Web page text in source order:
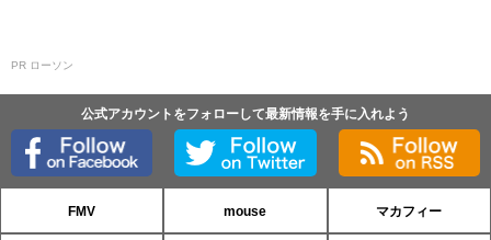
PR ローソン
公式アカウントをフォローして最新情報を手に入れよう
FMV mouse マカフィー